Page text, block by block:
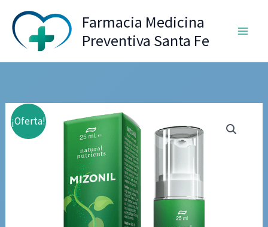
contenido
Farmacia Medicina
Preventiva Santa Fe
¡Oferta!